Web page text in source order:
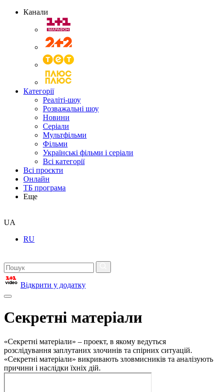
Канали
Категорії
Реаліті-шоу
Розважальні шоу
Новини
Серіали
Мультфільми
Фільми
Українські фільми і серіали
Всі категорії
Всі проєкти
Онлайн
ТБ програма
Еще
UA
RU
Відкрити у додатку
Секретні матеріали
«Секретні матеріали» – проект, в якому ведуться
розслідування заплутаних злочинів та спірних ситуацій.
«Секретні матеріали» викривають зловмисників та аналізують
причини і наслідки їхніх дій.